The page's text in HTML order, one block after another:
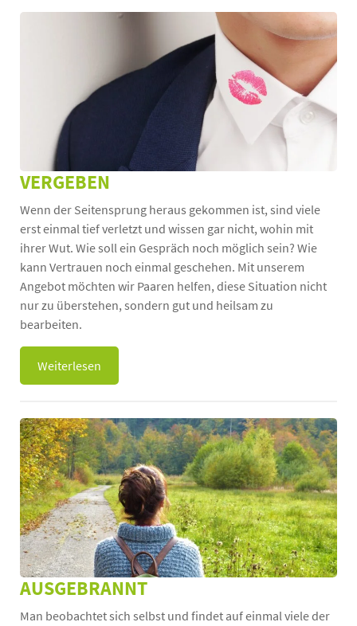
VERGEBEN
Wenn der Seitensprung heraus gekommen ist, sind viele
erst einmal tief verletzt und wissen gar nicht, wohin mit
ihrer Wut. Wie soll ein Gespräch noch möglich sein? Wie
kann Vertrauen noch einmal geschehen. Mit unserem
Angebot möchten wir Paaren helfen, diese Situation nicht
nur zu überstehen, sondern gut und heilsam zu
bearbeiten.
Weiterlesen
AUSGEBRANNT
Man beobachtet sich selbst und findet auf einmal viele der